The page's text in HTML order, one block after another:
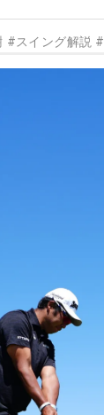
#スイング解説 #